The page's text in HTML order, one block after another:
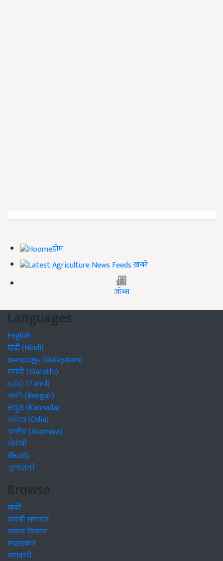
होम
ख़बरें
जॉब्स
Languages
English
हिंदी (Hindi)
മലയാളം (Malayalam)
मराठी (Marathi)
தமிழ் (Tamil)
বাঙালি (Bengali)
ಕನ್ನಡ (Kannada)
ଓଡିଆ (Odia)
অসমীয়া (Asomiya)
ਪੰਜਾਬੀ
తెలుగు
ગુજરાતી
Browse
खबरें
कंपनी समाचार
सफल किसान
साक्षात्कार
बागवानी